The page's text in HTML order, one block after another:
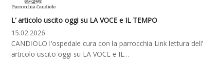
L’ articolo uscito oggi su LA VOCE e IL TEMPO
15.02.2026
CANDIOLO l'ospedale cura con la parrocchia Link lettura dell’
articolo uscito oggi su LA VOCE e IL…